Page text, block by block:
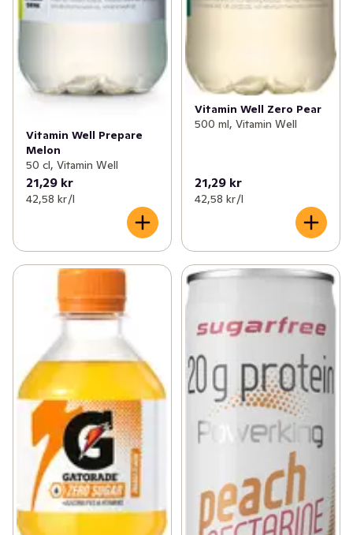
Vitamin Well Prepare
Melon
50 cl, Vitamin Well
21,29 kr
42,58 kr /l
Vitamin Well Zero Pear
500 ml, Vitamin Well
21,29 kr
42,58 kr /l